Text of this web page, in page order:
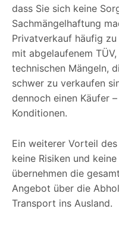
dass Sie sich keine
Sachmängelhaftung
Privatverkauf häufig
mit abgelaufenem
technischen Mängeln,
schwer zu verkaufen
dennoch einen Käufer
Konditionen.
Ein weiterer Vorteil
keine Risiken und
übernehmen die
Angebot über die
Transport ins Ausland.